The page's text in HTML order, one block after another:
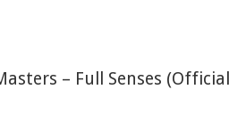
– Full Senses